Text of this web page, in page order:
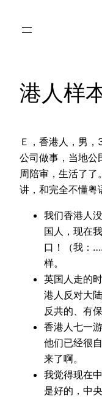
港人样
Ｅ，香港人，男
公司做事，当地公
周陪审，生活了
讲，和完全不懂粤
我们香港人
国人，现在
口！（我：
样。
英国人走的
港人反对大
反共的、有保
香港人七一
他们已经很
来了啊。
我觉得现在
是好的，中